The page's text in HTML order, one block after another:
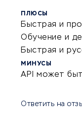
ПЛЮСЫ
Быстрая и
Обучение и
Быстрая и
МИНУСЫ
API может
Ответить на